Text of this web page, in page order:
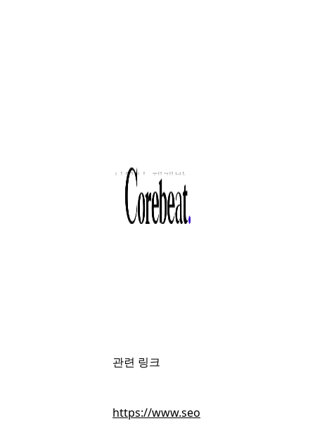
서울시, 재개발
비법적 세입자
자발적 보상 시
용적률 인센티브
보세요.
관련 링크
https://www.seo